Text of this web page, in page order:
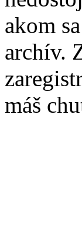
akom
archív.
máš